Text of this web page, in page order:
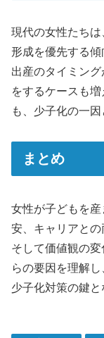
現代の女性たち
形成を優先する
出産のタイミン
をするケースも
も、少子化の一因
まとめ
女性が子どもを
安、キャリアとの
そして価値観の
らの要因を理解
少子化対策の鍵と